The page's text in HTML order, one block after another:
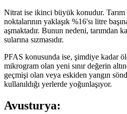
Nitrat ise ikinci büyük konudur. Tarım
noktalarının yaklaşık %16'sı litre
aşmaktadır. Bunun nedeni, tarımdan
sularına sızmasıdır.
PFAS konusunda ise, şimdiye kadar
mikrogram olan yeni sınır değerin
geçmişi olan veya eskiden yangın
kullanıldığı yerlerde yoğunlaşıyor.
Avusturya: